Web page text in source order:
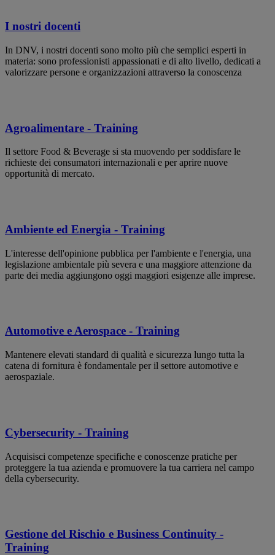
I nostri docenti
In DNV, i nostri docenti sono molto più che semplici esperti in
materia: sono professionisti appassionati e di alto livello, dedicati a
valorizzare persone e organizzazioni attraverso la conoscenza
Agroalimentare - Training
Il settore Food & Beverage si sta muovendo per soddisfare le
richieste dei consumatori internazionali e per aprire nuove
opportunità di mercato.
Ambiente ed Energia - Training
L'interesse dell'opinione pubblica per l'ambiente e l'energia, una
legislazione ambientale più severa e una maggiore attenzione da
parte dei media aggiungono oggi maggiori esigenze alle imprese.
Automotive e Aerospace - Training
Mantenere elevati standard di qualità e sicurezza lungo tutta la
catena di fornitura è fondamentale per il settore automotive e
aerospaziale.
Cybersecurity - Training
Acquisisci competenze specifiche e conoscenze pratiche per
proteggere la tua azienda e promuovere la tua carriera nel campo
della cybersecurity.
Gestione del Rischio e Business Continuity -
Training